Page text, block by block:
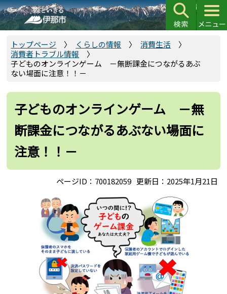
こ
の
ペ
頭
トップページ くらしの情報
消費生活
消費者トラブル情報
子どものオンラインゲーム －無断課金につながるあぶ
ない場面に注意！！－
子どものオンラインゲーム －無
断課金につながるあぶない場面に
注意！！－
ページID：700182059 更新日：2025年1月21日